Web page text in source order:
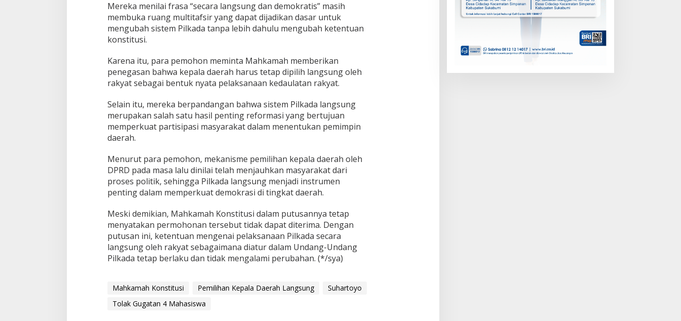
Mereka menilai frasa “secara langsung dan demokratis” masih
membuka ruang multitafsir yang dapat dijadikan dasar untuk
mengubah sistem Pilkada tanpa lebih dahulu mengubah ketentuan
konstitusi.
Karena itu, para pemohon meminta Mahkamah memberikan
penegasan bahwa kepala daerah harus tetap dipilih langsung oleh
rakyat sebagai bentuk nyata pelaksanaan kedaulatan rakyat.
Selain itu, mereka berpandangan bahwa sistem Pilkada langsung
merupakan salah satu hasil penting reformasi yang bertujuan
memperkuat partisipasi masyarakat dalam menentukan pemimpin
daerah.
Menurut para pemohon, mekanisme pemilihan kepala daerah oleh
DPRD pada masa lalu dinilai telah menjauhkan masyarakat dari
proses politik, sehingga Pilkada langsung menjadi instrumen
penting dalam memperkuat demokrasi di tingkat daerah.
Meski demikian, Mahkamah Konstitusi dalam putusannya tetap
menyatakan permohonan tersebut tidak dapat diterima. Dengan
putusan ini, ketentuan mengenai pelaksanaan Pilkada secara
langsung oleh rakyat sebagaimana diatur dalam Undang-Undang
Pilkada tetap berlaku dan tidak mengalami perubahan. (*/sya)
Mahkamah Konstitusi Pemilihan Kepala Daerah Langsung
Suhartoyo
Tolak Gugatan 4 Mahasiswa